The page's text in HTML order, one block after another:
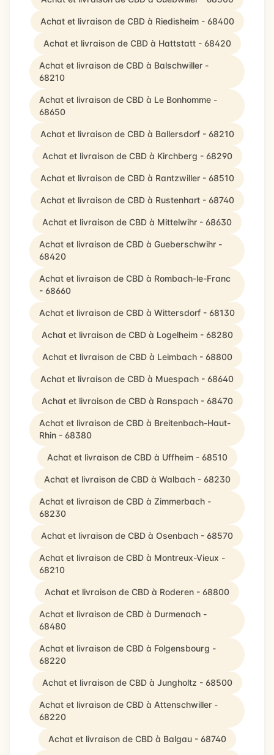
Achat et livraison de CBD à Riedisheim - 68400
Achat et livraison de CBD à Hattstatt - 68420
Achat et livraison de CBD à Balschwiller -
68210
Achat et livraison de CBD à Le Bonhomme -
68650
Achat et livraison de CBD à Ballersdorf - 68210
Achat et livraison de CBD à Kirchberg - 68290
Achat et livraison de CBD à Rantzwiller - 68510
Achat et livraison de CBD à Rustenhart - 68740
Achat et livraison de CBD à Mittelwihr - 68630
Achat et livraison de CBD à Gueberschwihr -
68420
Achat et livraison de CBD à Rombach-le-Franc
- 68660
Achat et livraison de CBD à Wittersdorf - 68130
Achat et livraison de CBD à Logelheim - 68280
Achat et livraison de CBD à Leimbach - 68800
Achat et livraison de CBD à Muespach - 68640
Achat et livraison de CBD à Ranspach - 68470
Achat et livraison de CBD à Breitenbach-Haut-
Rhin - 68380
Achat et livraison de CBD à Uffheim - 68510
Achat et livraison de CBD à Walbach - 68230
Achat et livraison de CBD à Zimmerbach -
68230
Achat et livraison de CBD à Osenbach - 68570
Achat et livraison de CBD à Montreux-Vieux -
68210
Achat et livraison de CBD à Roderen - 68800
Achat et livraison de CBD à Durmenach -
68480
Achat et livraison de CBD à Folgensbourg -
68220
Achat et livraison de CBD à Jungholtz - 68500
Achat et livraison de CBD à Attenschwiller -
68220
Achat et livraison de CBD à Balgau - 68740